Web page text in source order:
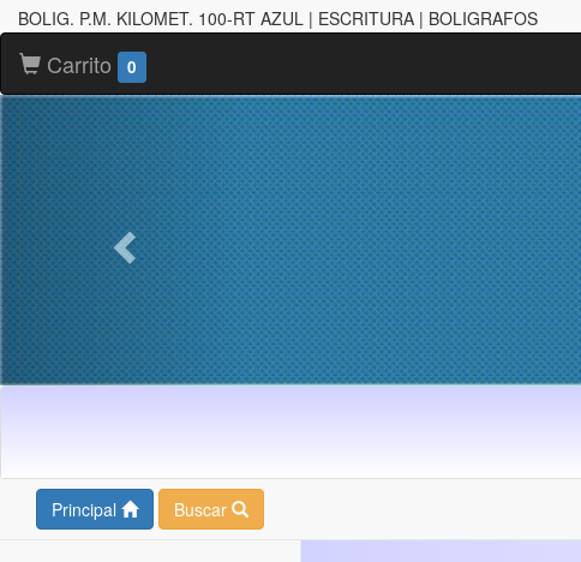
BOLIG. P.M. KILOMET. 100-RT AZUL | ESCRITURA | BOLIGRAFOS
Carrito 0
Principal Buscar